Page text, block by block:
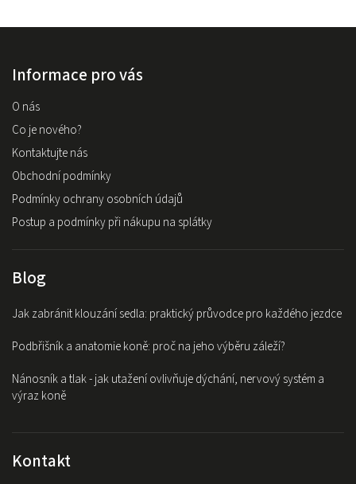
Informace pro vás
O nás
Co je nového?
Kontaktujte nás
Obchodní podmínky
Podmínky ochrany osobních údajů
Postup a podmínky při nákupu na splátky
Blog
Jak zabránit klouzání sedla: praktický průvodce pro každého jezdce
Podbřišník a anatomie koně: proč na jeho výběru záleží?
Nánosník a tlak - jak utažení ovlivňuje dýchání, nervový systém a
výraz koně
Kontakt